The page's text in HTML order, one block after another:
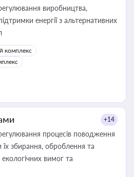
виробництва,
енергії з альтернативних
комплекс
+14
процесів поводження
збирання, оброблення та
вимог та